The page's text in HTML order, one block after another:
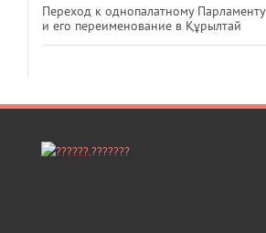
Переход к однопалатному Парламенту
и его переименование в Құрылтай